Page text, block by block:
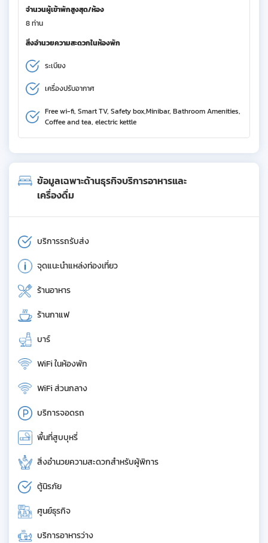
จำนวนผู้เข้าพักสูงสุด/ห้อง
8 ท่าน
สิ่งอำนวยความสะดวกในห้องพัก
ระเบียง
เครื่องปรับอากาศ
Free wi-fi, Smart TV, Safety box,Minibar, Bathroom Amenities,
Coffee and tea, electric kettle
ข้อมูลเฉพาะด้านธุรกิจบริการอาหารและ
เครื่องดื่ม
บริการรถรับส่ง
จุดแนะนำแหล่งท่องเที่ยว
ร้านอาหาร
ร้านกาแฟ
บาร์
WiFi ในห้องพัก
WiFi ส่วนกลาง
บริการจอดรถ
พื้นที่สูบบุหรี่
สิ่งอำนวยความสะดวกสำหรับผู้พิการ
ตู้นิรภัย
ศูนย์ธุรกิจ
บริการอาหารว่าง